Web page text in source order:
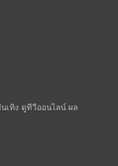
เทิง ดูทีวีออนไลน์ ผล